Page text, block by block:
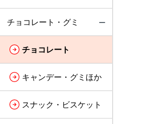
チョコレート・グミ
チョコレート
キャンデー・グミほか
スナック・ビスケット